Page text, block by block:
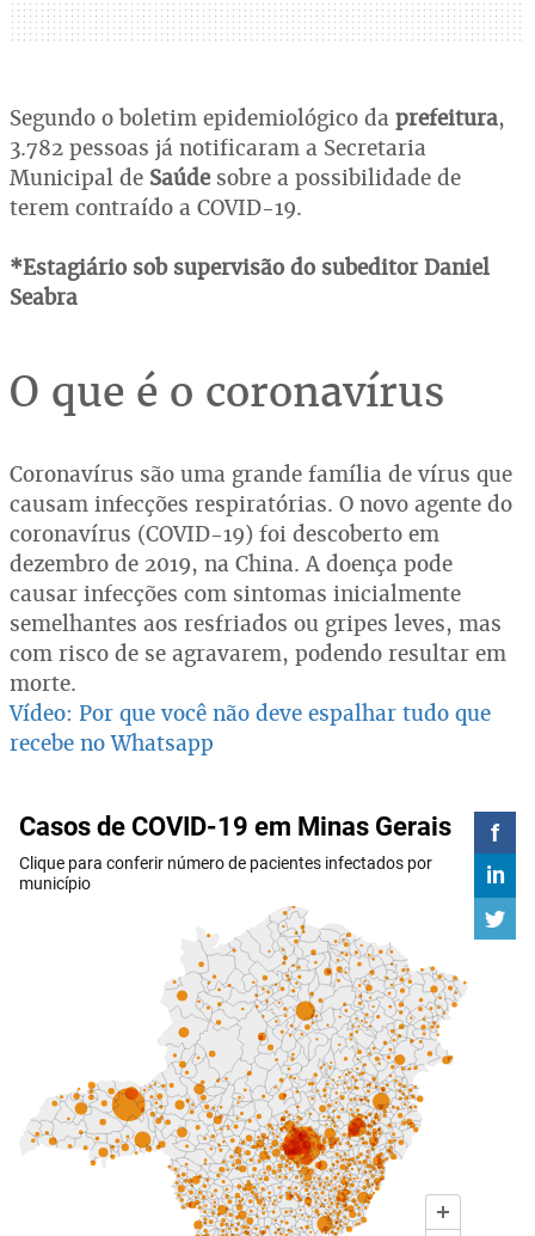
Segundo o boletim epidemiológico da prefeitura,
3.782 pessoas já notificaram a Secretaria
Municipal de Saúdesobre a possibilidade de
terem contraído a COVID-19.
*Estagiário sob supervisão do subeditor Daniel
Seabra
O que é o coronavírus
Coronavírus são uma grande família de vírus que
causam infecções respiratórias. O novo agente do
coronavírus (COVID-19) foi descoberto em
dezembro de 2019, na China. A doença pode
causar infecções com sintomas inicialmente
semelhantes aos resfriados ou gripes leves, mas
com risco de se agravarem, podendo resultar em
morte.
Vídeo: Por que você não deve espalhar tudo que
recebe no Whatsapp